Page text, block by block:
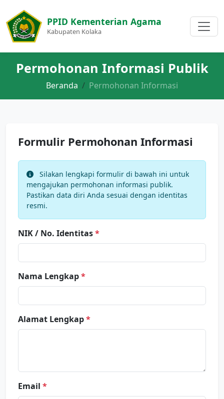
PPID Kementerian Agama
Kabupaten Kolaka
Permohonan Informasi Publik
Beranda Permohonan Informasi
Formulir Permohonan Informasi
Silakan lengkapi formulir di bawah ini untuk
mengajukan permohonan informasi publik.
Pastikan data diri Anda sesuai dengan identitas
resmi.
NIK / No. Identitas*
Nama Lengkap*
Alamat Lengkap*
Email *